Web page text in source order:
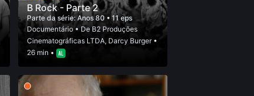
B Rock - Parte 2
Parte da série:Anos 80 • 11 eps
Documentário• DeB2 Produções
Cinematográficas LTDA, Darcy Burger•
26 min •